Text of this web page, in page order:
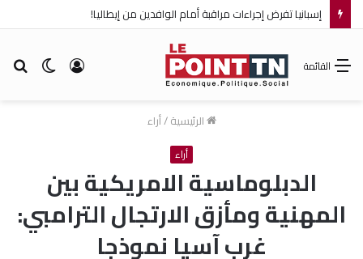
إسبانيا تفرض إجراءات مراقبة أمام الوافدين من إيطاليا!
الوضع تسجيل
القائمة
الرئيسية/أراء
أراء
الدبلوماسية الامريكية بين
المهنية ومأزق الارتجال الترامبي:
غرب آسيا نموذجا